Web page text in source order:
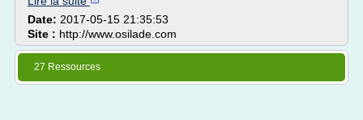
Date: 2017-05-15 21:35:53
Site : http://www.osilade.com
27 Ressources